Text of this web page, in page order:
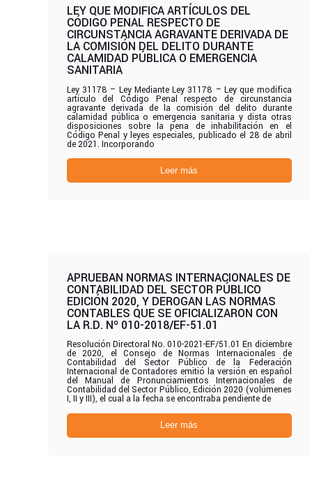
LEY QUE MODIFICA ARTÍCULOS DEL
CÓDIGO PENAL RESPECTO DE
CIRCUNSTANCIA AGRAVANTE DERIVADA DE
LA COMISIÓN DEL DELITO DURANTE
CALAMIDAD PÚBLICA O EMERGENCIA
SANITARIA
Ley 31178 – Ley Mediante Ley 31178 – Ley que modifica
artículo del Código Penal respecto de circunstancia
agravante derivada de la comisión del delito durante
calamidad pública o emergencia sanitaria y dista otras
disposiciones sobre la pena de inhabilitación en el
Código Penal y leyes especiales, publicado el 28 de abril
de 2021. Incorporando
Leer más
APRUEBAN NORMAS INTERNACIONALES DE
CONTABILIDAD DEL SECTOR PÚBLICO
EDICIÓN 2020, Y DEROGAN LAS NORMAS
CONTABLES QUE SE OFICIALIZARON CON
LA R.D. Nº 010-2018/EF-51.01
Resolución Directoral No. 010-2021-EF/51.01 En diciembre
de 2020, el Consejo de Normas Internacionales de
Contabilidad del Sector Público de la Federación
Internacional de Contadores emitió la versión en español
del Manual de Pronunciamientos Internacionales de
Contabilidad del Sector Público, Edición 2020 (volúmenes
I, II y III), el cual a la fecha se encontraba pendiente de
Leer más